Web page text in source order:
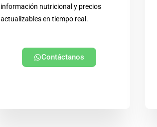
información nutricional y precios
actualizables en tiempo real.
Contáctanos